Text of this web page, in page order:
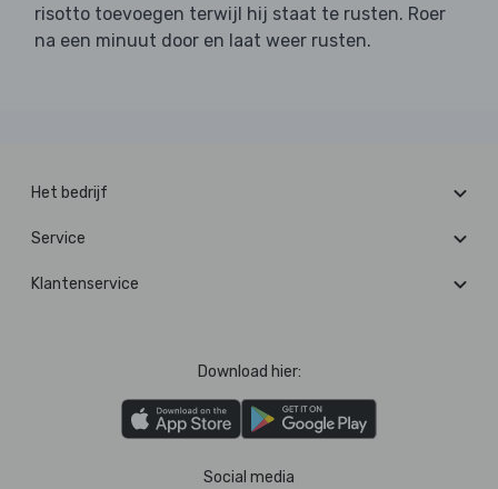
risotto toevoegen terwijl hij staat te rusten. Roer
na een minuut door en laat weer rusten.
Het bedrijf
Service
Klantenservice
Download hier:
Social media